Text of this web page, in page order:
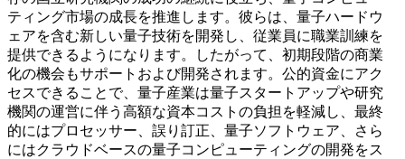
ティング市場の成長を推進します。彼らは、量子ハードウ
ェアを含む新しい量子技術を開発し、従業員に職業訓練を
提供できるようになります。したがって、初期段階の商業
化の機会もサポートおよび開発されます。公的資金にアク
セスできることで、量子産業は量子スタートアップや研究
機関の運営に伴う高額な資本コストの負担を軽減し、最終
的にはプロセッサー、誤り訂正、量子ソフトウェア、さら
にはクラウドベースの量子コンピューティングの開発をス